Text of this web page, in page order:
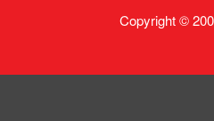
Copyright ©